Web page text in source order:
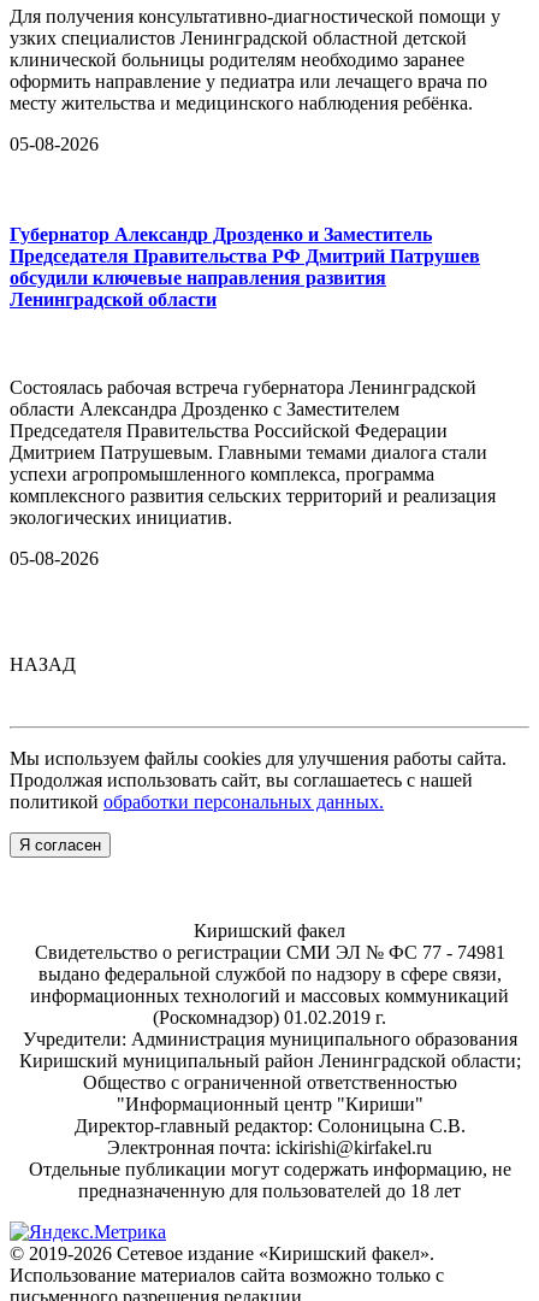
Для получения консультативно-диагностической помощи у
узких специалистов Ленинградской областной детской
клинической больницы родителям необходимо заранее
оформить направление у педиатра или лечащего врача по
месту жительства и медицинского наблюдения ребёнка.
05-08-2026
Губернатор Александр Дрозденко и Заместитель
Председателя Правительства РФ Дмитрий Патрушев
обсудили ключевые направления развития
Ленинградской области
Состоялась рабочая встреча губернатора Ленинградской
области Александра Дрозденко с Заместителем
Председателя Правительства Российской Федерации
Дмитрием Патрушевым. Главными темами диалога стали
успехи агропромышленного комплекса, программа
комплексного развития сельских территорий и реализация
экологических инициатив.
05-08-2026
НАЗАД
Мы используем файлы cookies для улучшения работы сайта.
Продолжая использовать сайт, вы соглашаетесь с нашей
политикой обработки персональных данных.
Я согласен
Киришский факел
Свидетельство о регистрации СМИ ЭЛ № ФС 77 - 74981
выдано федеральной службой по надзору в сфере связи,
информационных технологий и массовых коммуникаций
(Роскомнадзор) 01.02.2019 г.
Учредители: Администрация муниципального образования
Киришский муниципальный район Ленинградской области;
Общество с ограниченной ответственностью
"Информационный центр "Кириши"
Директор-главный редактор: Солоницына С.В.
Электронная почта: ickirishi@kirfakel.ru
Отдельные публикации могут содержать информацию, не
предназначенную для пользователей до 18 лет
© 2019-2026 Сетевое издание «Киришский факел».
Использование материалов сайта возможно только с